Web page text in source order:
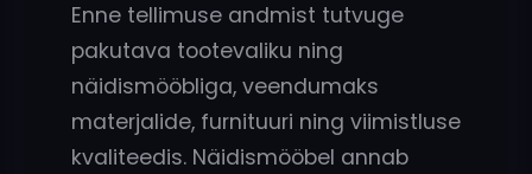
Enne tellimuse andmist tutvuge
pakutava tootevaliku ning
näidismööbliga, veendumaks
materjalide, furnituuri ning viimistluse
kvaliteedis. Näidismööbel annab